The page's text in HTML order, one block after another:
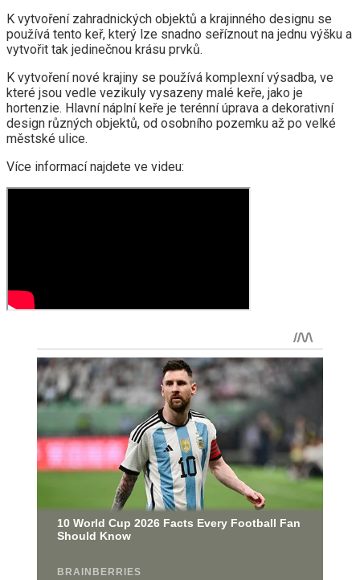
K vytvoření zahradnických objektů a krajinného designu se
používá tento keř, který lze snadno seříznout na jednu výšku a
vytvořit tak jedinečnou krásu prvků.
K vytvoření nové krajiny se používá komplexní výsadba, ve
které jsou vedle vezikuly vysazeny malé keře, jako je
hortenzie. Hlavní náplní keře je terénní úprava a dekorativní
design různých objektů, od osobního pozemku až po velké
městské ulice.
Více informací najdete ve videu: